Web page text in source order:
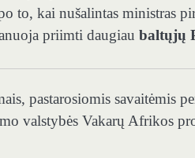
to, kai nušalintas ministras
priimti daugiau baltųjų
pastarosiomis savaitėmis
valstybės Vakarų Afrikos